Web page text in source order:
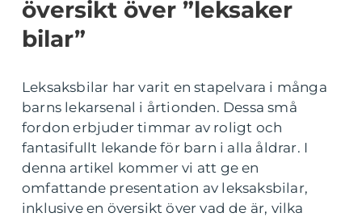
översikt över ”leksaker
bilar”
Leksaksbilar har varit en stapelvara i många
barns lekarsenal i årtionden. Dessa små
fordon erbjuder timmar av roligt och
fantasifullt lekande för barn i alla åldrar. I
denna artikel kommer vi att ge en
omfattande presentation av leksaksbilar,
inklusive en översikt över vad de är, vilka